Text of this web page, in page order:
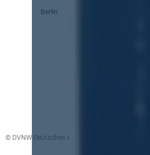
Berlin
© DVNW Deutsches Vergabenetzwerk GmbH